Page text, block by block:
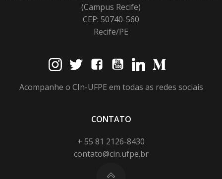
(Campus Recife)
CEP: 50740-560
Recife/PE
Acompanhe o CIn-UFPE em todas as redes sociais
CONTATO
+ 55 81 2126-8430
contato@cin.ufpe.br